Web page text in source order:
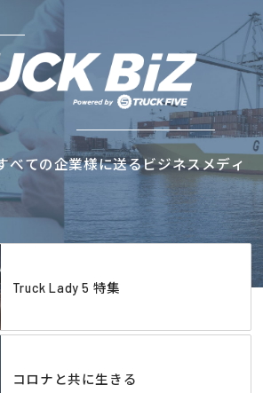
べての企業様に送るビジネスメディ
Truck Lady 5 特集
コロナと共に生きる